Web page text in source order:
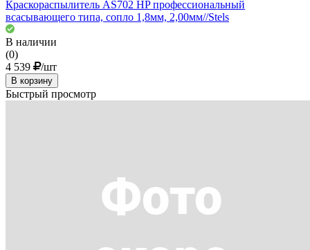
Краскораспылитель AS702 HP профессиональный
всасывающего типа, сопло 1,8мм, 2,00мм//Stels
В наличии
(0)
4 539
/шт
В корзину
Быстрый просмотр